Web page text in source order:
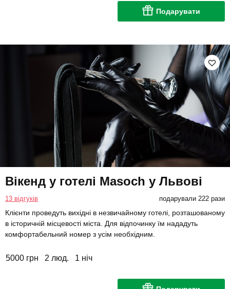
Подарувати
Вікенд у готелі Masoch у Львові
13 відгуків подарували 222 рази
Клієнти проведуть вихідні в незвичайному готелі, розташованому
в історичній місцевості міста. Для відпочинку їм нададуть
комфортабельний номер з усім необхідним.
5000 грн 2 люд. 1 ніч